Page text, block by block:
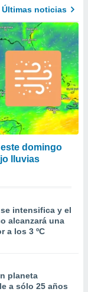
Últimas noticias
domingo
lluvias
intensifica y el
alcanzará una
a los 3 ºC
planeta
a sólo 25 años